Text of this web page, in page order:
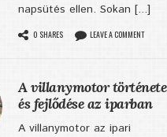
napsütés ellen. Sokan [...]
0 SHARES LEAVE A COMMENT
A villanymotor története
és fejlődése az iparban
A villanymotor az ipari